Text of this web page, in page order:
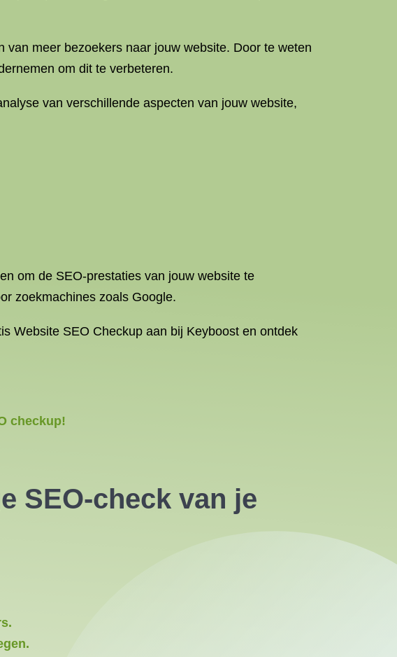
meer bezoekers naar jouw website. Door te weten
om dit te verbeteren.
van verschillende aspecten van jouw website,
om de SEO-prestaties van jouw website te
zoekmachines zoals Google.
Website SEO Checkup aan bij Keyboost en ontdek
checkup!
SEO-check van je